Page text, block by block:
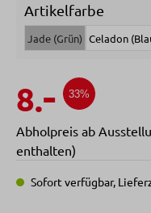
Artikelfarbe
Jade (Grün) Celadon
8.- 33%
Abholpreis ab
enthalten)
Sofort verfügbar,